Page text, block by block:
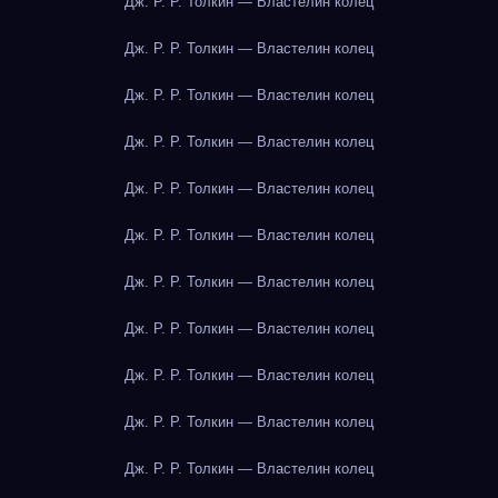
Дж. Р. Р. Толкин — Властелин колец
Дж. Р. Р. Толкин — Властелин колец
Дж. Р. Р. Толкин — Властелин колец
Дж. Р. Р. Толкин — Властелин колец
Дж. Р. Р. Толкин — Властелин колец
Дж. Р. Р. Толкин — Властелин колец
Дж. Р. Р. Толкин — Властелин колец
Дж. Р. Р. Толкин — Властелин колец
Дж. Р. Р. Толкин — Властелин колец
Дж. Р. Р. Толкин — Властелин колец